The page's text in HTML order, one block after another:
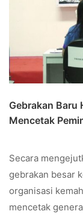
Gebrakan Baru
Mencetak
Secara
gebrakan besar
organisasi
mencetak